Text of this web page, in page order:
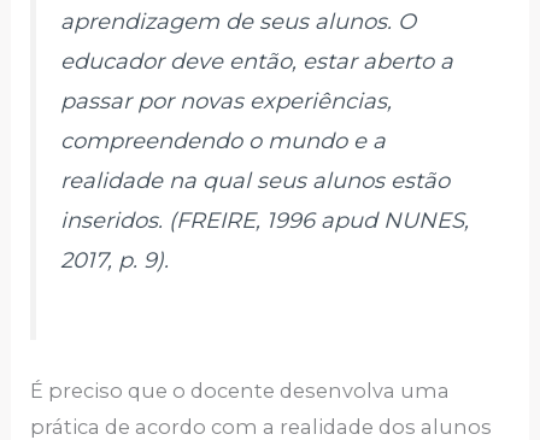
aprendizagem de seus alunos. O
educador deve então, estar aberto a
passar por novas experiências,
compreendendo o mundo e a
realidade na qual seus alunos estão
inseridos. (FREIRE, 1996 apud NUNES,
2017, p. 9).
É preciso que o docente desenvolva uma
prática de acordo com a realidade dos alunos